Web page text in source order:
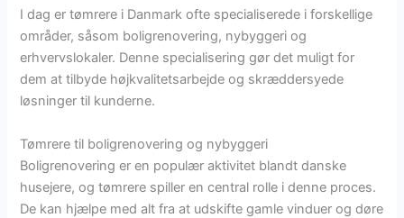
I dag er tømrere i Danmark ofte specialiserede i forskellige
områder, såsom boligrenovering, nybyggeri og
erhvervslokaler. Denne specialisering gør det muligt for
dem at tilbyde højkvalitetsarbejde og skræddersyede
løsninger til kunderne.
Tømrere til boligrenovering og nybyggeri
Boligrenovering er en populær aktivitet blandt danske
husejere, og tømrere spiller en central rolle i denne proces.
De kan hjælpe med alt fra at udskifte gamle vinduer og døre